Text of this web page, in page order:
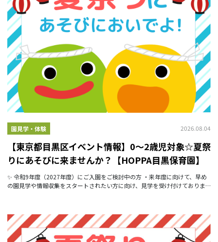
園見学・体験 2026.08.04
【東京都目黒区イベント情報】0～2歳児対象☆夏祭
りにあそびに来ませんか？【HOPPA目黒保育園】
✨ 令和9年度（2027年度）にご入園をご検討中の方 ・来年度に向けて、早め
の園見学や情報収集をスタートされたい方に向け、見学を受け付けておりま